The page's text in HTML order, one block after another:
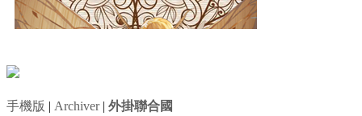
手機版 | Archiver| 外掛聯合國